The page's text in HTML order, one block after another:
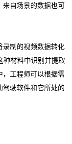
自场景的数据也可
制的视频数据转化
种材料中识别并提取
，工程师可以根据需
驾驶软件和它所处的